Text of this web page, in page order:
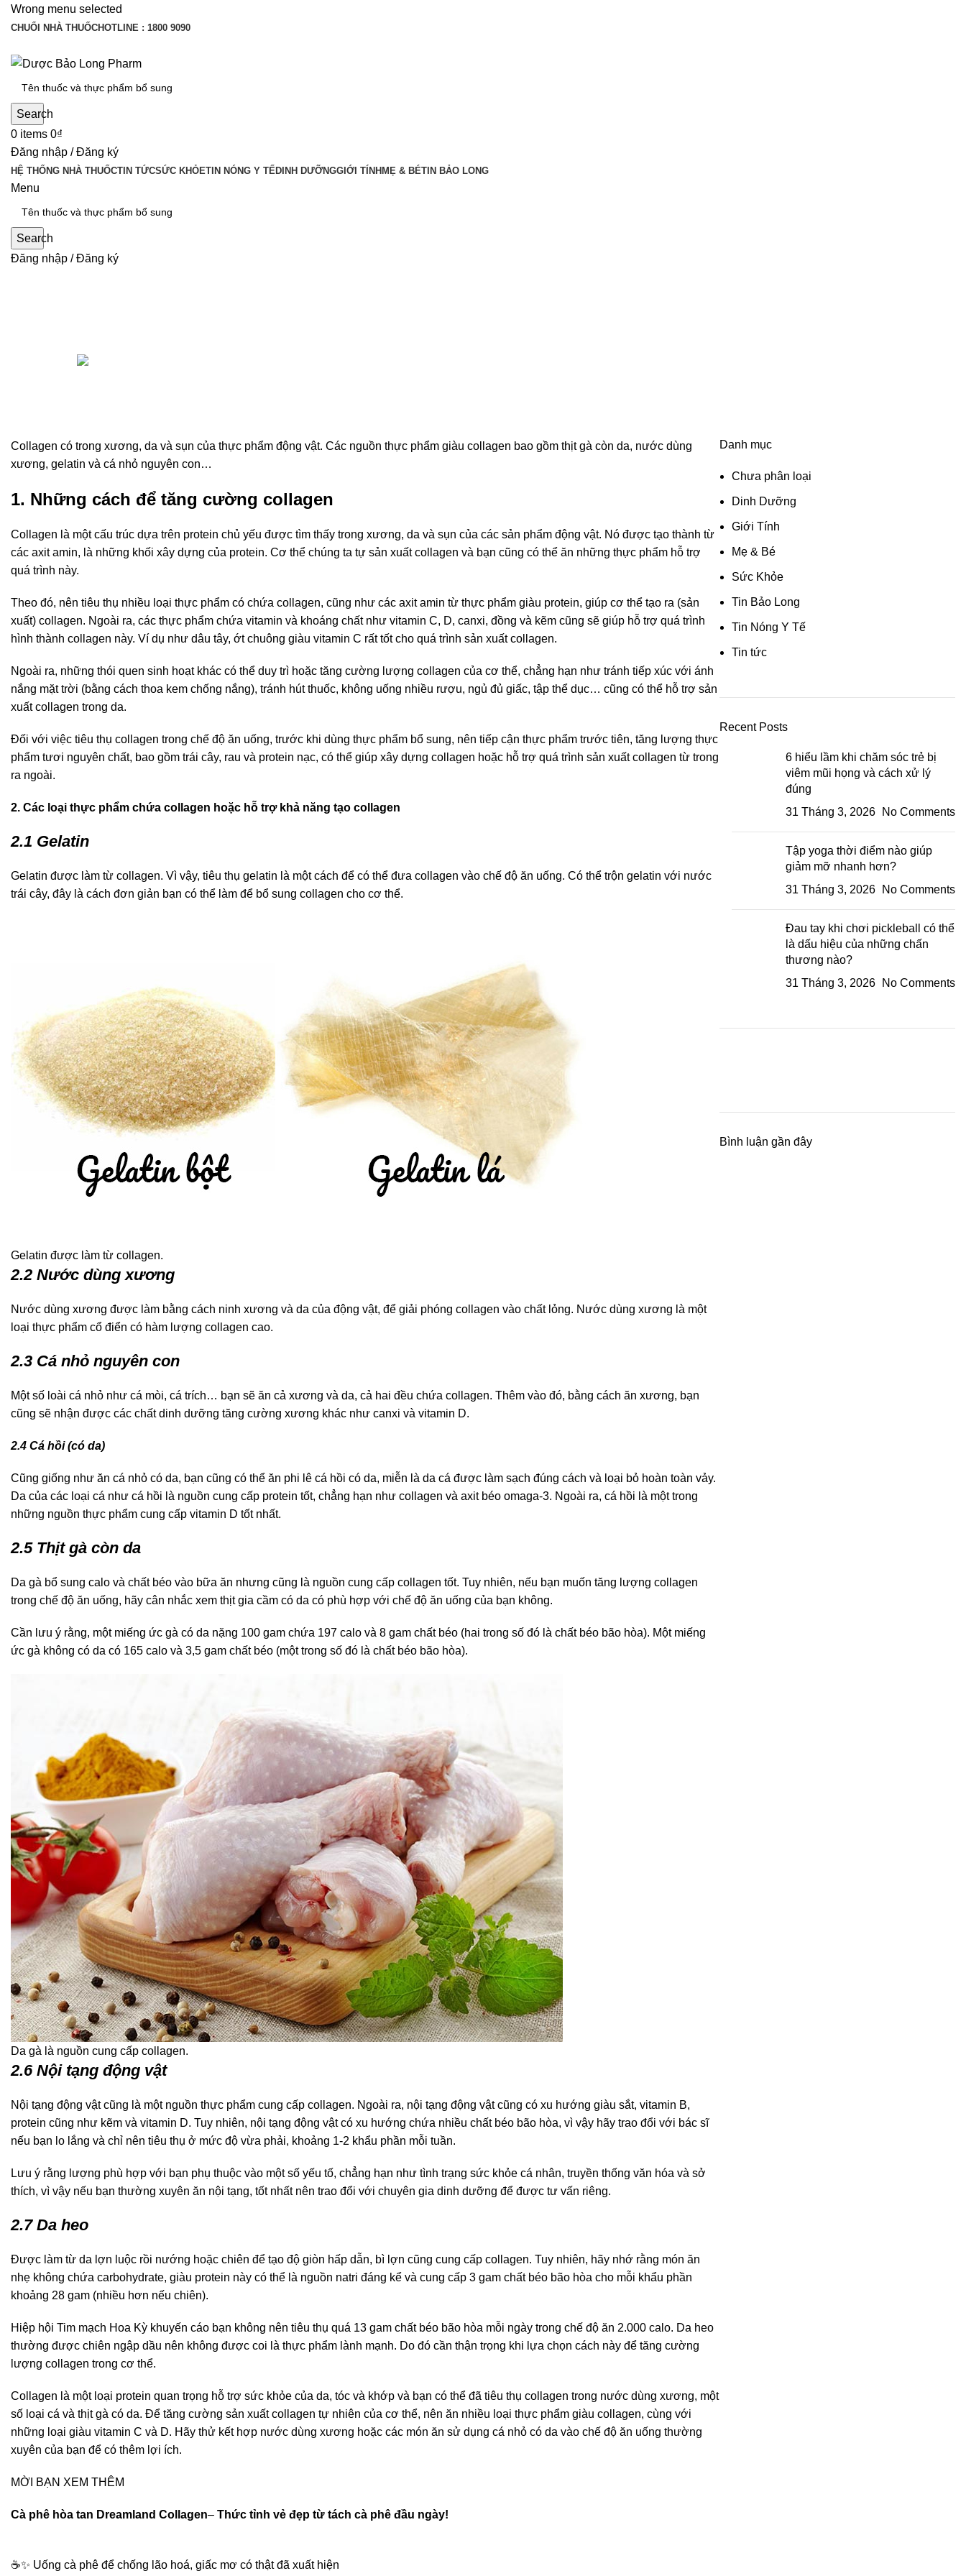
Wrong menu selected
CHUỔI NHÀ THUỐCHOTLINE : 1800 9090
Search
0 items 0₫
Đăng nhập / Đăng ký
HỆ THỐNG NHÀ THUỐCTIN TỨCSỨC KHỎETIN NÓNG Y TẾDINH DƯỠNGGIỚI TÍNH MẸ & BÉTIN BẢO LONG
Menu
Search
Đăng nhập / Đăng ký
Collagen có trong xương, da và sụn của thực phẩm động vật. Các nguồn thực phẩm giàu collagen bao gồm thịt gà còn da, nước dùng
xương, gelatin và cá nhỏ nguyên con…
1. Những cách để tăng cường collagen
Collagen là một cấu trúc dựa trên protein chủ yếu được tìm thấy trong xương, da và sụn của các sản phẩm động vật. Nó được tạo thành từ
các axit amin, là những khối xây dựng của protein. Cơ thể chúng ta tự sản xuất collagen và bạn cũng có thể ăn những thực phẩm hỗ trợ
quá trình này.
Theo đó, nên tiêu thụ nhiều loại thực phẩm có chứa collagen, cũng như các axit amin từ thực phẩm giàu protein, giúp cơ thể tạo ra (sản
xuất) collagen. Ngoài ra, các thực phẩm chứa vitamin và khoáng chất như vitamin C, D, canxi, đồng và kẽm cũng sẽ giúp hỗ trợ quá trình
hình thành collagen này. Ví dụ như dâu tây, ớt chuông giàu vitamin C rất tốt cho quá trình sản xuất collagen.
Ngoài ra, những thói quen sinh hoạt khác có thể duy trì hoặc tăng cường lượng collagen của cơ thể, chẳng hạn như tránh tiếp xúc với ánh
nắng mặt trời (bằng cách thoa kem chống nắng), tránh hút thuốc, không uống nhiều rượu, ngủ đủ giấc, tập thể dục… cũng có thể hỗ trợ sản
xuất collagen trong da.
Đối với việc tiêu thụ collagen trong chế độ ăn uống, trước khi dùng thực phẩm bổ sung, nên tiếp cận thực phẩm trước tiên, tăng lượng thực
phẩm tươi nguyên chất, bao gồm trái cây, rau và protein nạc, có thể giúp xây dựng collagen hoặc hỗ trợ quá trình sản xuất collagen từ trong
ra ngoài.
2. Các loại thực phẩm chứa collagen hoặc hỗ trợ khả năng tạo collagen
2.1 Gelatin
Gelatin được làm từ collagen. Vì vậy, tiêu thụ gelatin là một cách để có thể đưa collagen vào chế độ ăn uống. Có thể trộn gelatin với nước
trái cây, đây là cách đơn giản bạn có thể làm để bổ sung collagen cho cơ thể.
Gelatin được làm từ collagen.
2.2 Nước dùng xương
Nước dùng xương được làm bằng cách ninh xương và da của động vật, để giải phóng collagen vào chất lỏng. Nước dùng xương là một
loại thực phẩm cổ điển có hàm lượng collagen cao.
2.3 Cá nhỏ nguyên con
Một số loài cá nhỏ như cá mòi, cá trích… bạn sẽ ăn cả xương và da, cả hai đều chứa collagen. Thêm vào đó, bằng cách ăn xương, bạn
cũng sẽ nhận được các chất dinh dưỡng tăng cường xương khác như canxi và vitamin D.
2.4 Cá hồi (có da)
Cũng giống như ăn cá nhỏ có da, bạn cũng có thể ăn phi lê cá hồi có da, miễn là da cá được làm sạch đúng cách và loại bỏ hoàn toàn vảy.
Da của các loại cá như cá hồi là nguồn cung cấp protein tốt, chẳng hạn như collagen và axit béo omaga-3. Ngoài ra, cá hồi là một trong
những nguồn thực phẩm cung cấp vitamin D tốt nhất.
2.5 Thịt gà còn da
Da gà bổ sung calo và chất béo vào bữa ăn nhưng cũng là nguồn cung cấp collagen tốt. Tuy nhiên, nếu bạn muốn tăng lượng collagen
trong chế độ ăn uống, hãy cân nhắc xem thịt gia cầm có da có phù hợp với chế độ ăn uống của bạn không.
Cần lưu ý rằng, một miếng ức gà có da nặng 100 gam chứa 197 calo và 8 gam chất béo (hai trong số đó là chất béo bão hòa). Một miếng
ức gà không có da có 165 calo và 3,5 gam chất béo (một trong số đó là chất béo bão hòa).
Da gà là nguồn cung cấp collagen.
2.6 Nội tạng động vật
Nội tạng động vật cũng là một nguồn thực phẩm cung cấp collagen. Ngoài ra, nội tạng động vật cũng có xu hướng giàu sắt, vitamin B,
protein cũng như kẽm và vitamin D. Tuy nhiên, nội tạng động vật có xu hướng chứa nhiều chất béo bão hòa, vì vậy hãy trao đổi với bác sĩ
nếu bạn lo lắng và chỉ nên tiêu thụ ở mức độ vừa phải, khoảng 1-2 khẩu phần mỗi tuần.
Lưu ý rằng lượng phù hợp với bạn phụ thuộc vào một số yếu tố, chẳng hạn như tình trạng sức khỏe cá nhân, truyền thống văn hóa và sở
thích, vì vậy nếu bạn thường xuyên ăn nội tạng, tốt nhất nên trao đổi với chuyên gia dinh dưỡng để được tư vấn riêng.
2.7 Da heo
Được làm từ da lợn luộc rồi nướng hoặc chiên để tạo độ giòn hấp dẫn, bì lợn cũng cung cấp collagen. Tuy nhiên, hãy nhớ rằng món ăn
nhẹ không chứa carbohydrate, giàu protein này có thể là nguồn natri đáng kể và cung cấp 3 gam chất béo bão hòa cho mỗi khẩu phần
khoảng 28 gam (nhiều hơn nếu chiên).
Hiệp hội Tim mạch Hoa Kỳ khuyến cáo bạn không nên tiêu thụ quá 13 gam chất béo bão hòa mỗi ngày trong chế độ ăn 2.000 calo. Da heo
thường được chiên ngập dầu nên không được coi là thực phẩm lành mạnh. Do đó cần thận trọng khi lựa chọn cách này để tăng cường
lượng collagen trong cơ thể.
Collagen là một loại protein quan trọng hỗ trợ sức khỏe của da, tóc và khớp và bạn có thể đã tiêu thụ collagen trong nước dùng xương, một
số loại cá và thịt gà có da. Để tăng cường sản xuất collagen tự nhiên của cơ thể, nên ăn nhiều loại thực phẩm giàu collagen, cùng với
những loại giàu vitamin C và D. Hãy thử kết hợp nước dùng xương hoặc các món ăn sử dụng cá nhỏ có da vào chế độ ăn uống thường
xuyên của bạn để có thêm lợi ích.
MỜI BẠN XEM THÊM
Cà phê hòa tan Dreamland Collagen– Thức tỉnh vẻ đẹp từ tách cà phê đầu ngày!
☕✨ Uống cà phê để chống lão hoá, giấc mơ có thật đã xuất hiện
Danh mục
Chưa phân loại
Dinh Dưỡng
Giới Tính
Mẹ & Bé
Sức Khỏe
Tin Bảo Long
Tin Nóng Y Tế
Tin tức
Recent Posts
6 hiểu lầm khi chăm sóc trẻ bị
viêm mũi họng và cách xử lý
đúng
31 Tháng 3, 2026
No Comments
Tập yoga thời điểm nào giúp
giảm mỡ nhanh hơn?
31 Tháng 3, 2026
No Comments
Đau tay khi chơi pickleball có thể
là dấu hiệu của những chấn
thương nào?
31 Tháng 3, 2026
No Comments
Bình luận gần đây